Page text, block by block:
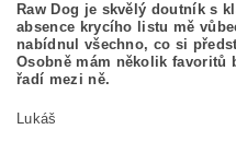
Raw Dog je skvělý doutník s
absence krycího listu mě
nabídnul všechno, co si
Osobně mám několik favoritů
řadí mezi ně.
Lukáš